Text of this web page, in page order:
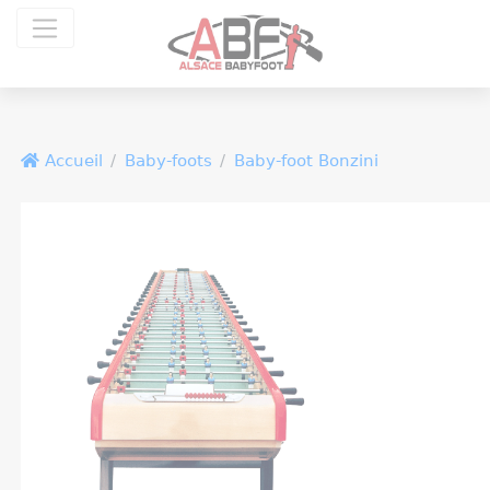
Accueil Baby-foots Baby-foot Bonzini
Panneau de gestion des cookies